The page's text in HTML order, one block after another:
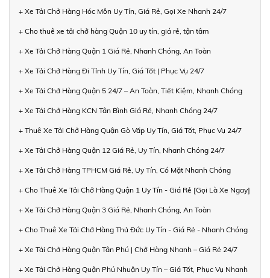
+ Xe Tải Chở Hàng Hóc Môn Uy Tín, Giá Rẻ, Gọi Xe Nhanh 24/7
+ Cho thuê xe tải chở hàng Quận 10 uy tín, giá rẻ, tận tâm
+ Xe Tải Chở Hàng Quận 1 Giá Rẻ, Nhanh Chóng, An Toàn
+ Xe Tải Chở Hàng Đi Tỉnh Uy Tín, Giá Tốt | Phục Vụ 24/7
+ Xe Tải Chở Hàng Quận 5 24/7 – An Toàn, Tiết Kiệm, Nhanh Chóng
+ Xe Tải Chở Hàng KCN Tân Bình Giá Rẻ, Nhanh Chóng 24/7
+ Thuê Xe Tải Chở Hàng Quận Gò Vấp Uy Tín, Giá Tốt, Phục Vụ 24/7
+ Xe Tải Chở Hàng Quận 12 Giá Rẻ, Uy Tín, Nhanh Chóng 24/7
+ Xe Tải Chở Hàng TPHCM Giá Rẻ, Uy Tín, Có Mặt Nhanh Chóng
+ Cho Thuê Xe Tải Chở Hàng Quận 1 Uy Tín - Giá Rẻ [Gọi Là Xe Ngay]
+ Xe Tải Chở Hàng Quận 3 Giá Rẻ, Nhanh Chóng, An Toàn
+ Cho Thuê Xe Tải Chở Hàng Thủ Đức Uy Tín - Giá Rẻ - Nhanh Chóng
+ Xe Tải Chở Hàng Quận Tân Phú | Chở Hàng Nhanh – Giá Rẻ 24/7
+ Xe Tải Chở Hàng Quận Phú Nhuận Uy Tín – Giá Tốt, Phục Vụ Nhanh